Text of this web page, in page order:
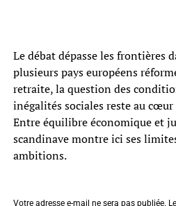
Le débat dépasse les frontières
plusieurs pays européens
retraite, la question des
inégalités sociales reste au cœur
Entre équilibre économique et
scandinave montre ici ses
ambitions.
Votre adresse e-mail ne sera pas publiée.